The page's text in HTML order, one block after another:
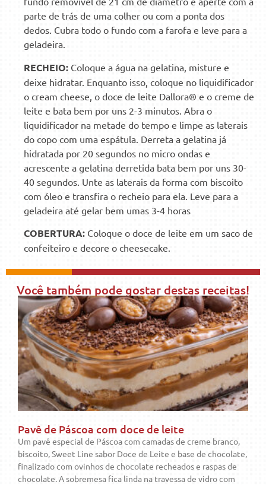
parte de trás de uma colher ou com a ponta dos
dedos. Cubra todo o fundo com a farofa e leve para a
geladeira.
RECHEIO: Coloque a água na gelatina, misture e
deixe hidratar. Enquanto isso, coloque no liquidificador
o cream cheese, o doce de leite Dallora® e o creme de
leite e bata bem por uns 2-3 minutos. Abra o
liquidificador na metade do tempo e limpe as laterais
do copo com uma espátula. Derreta a gelatina já
hidratada por 20 segundos no micro ondas e
acrescente a gelatina derretida bata bem por uns 30-
40 segundos. Unte as laterais da forma com biscoito
com óleo e transfira o recheio para ela. Leve para a
geladeira até gelar bem umas 3-4 horas
COBERTURA: Coloque o doce de leite em um saco de
confeiteiro e decore o cheesecake.
Você também pode gostar destas receitas!
Pavê de Páscoa com doce de leite
Um pavê especial de Páscoa com camadas de creme branco,
biscoito, Sweet Line sabor Doce de Leite e base de chocolate,
finalizado com ovinhos de chocolate recheados e raspas de
chocolate. A sobremesa fica linda na travessa de vidro com